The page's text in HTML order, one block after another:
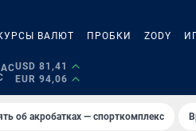
ВАЛЮТ ПРОБКИ ZODY
USD 81,41
EUR 94,06
об акробатках — спорткомплекс